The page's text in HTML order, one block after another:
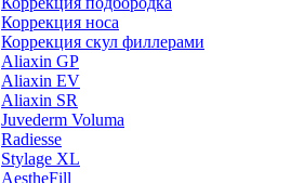
Коррекция носа
Коррекция скул филлерами
Aliaxin GP
Aliaxin EV
Aliaxin SR
Juvederm Voluma
Radiesse
Stylage XL
AestheFill